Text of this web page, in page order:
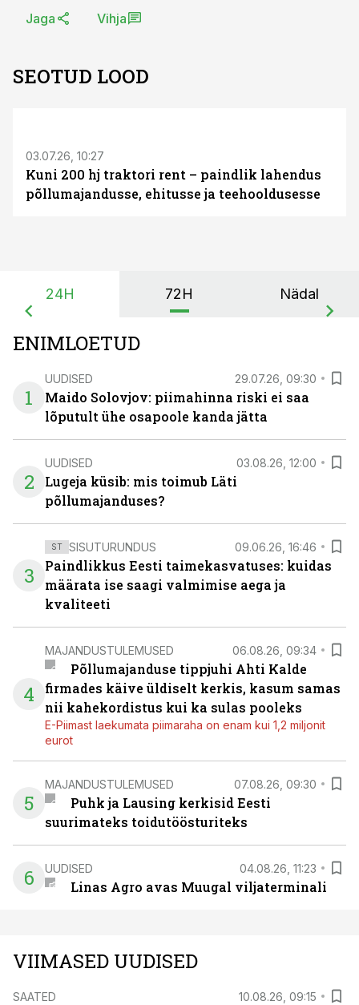
Jaga Vihja
SEOTUD LOOD
03.07.26, 10:27
Kuni 200 hj traktori rent – paindlik lahendus
põllumajandusse, ehitusse ja teehooldusesse
24H 72H Nädal
ENIMLOETUD
1
UUDISED 29.07.26, 09:30
Maido Solovjov: piimahinna riski ei saa
lõputult ühe osapoole kanda jätta
2
UUDISED 03.08.26, 12:00
Lugeja küsib: mis toimub Läti
põllumajanduses?
3
ST SISUTURUNDUS 09.06.26, 16:46
Paindlikkus Eesti taimekasvatuses: kuidas
määrata ise saagi valmimise aega ja
kvaliteeti
4
MAJANDUSTULEMUSED 06.08.26, 09:34
Põllumajanduse tippjuhi Ahti Kalde
firmades käive üldiselt kerkis, kasum samas
nii kahekordistus kui ka sulas pooleks
E-Piimast laekumata piimaraha on enam kui 1,2 miljonit
eurot
5
MAJANDUSTULEMUSED 07.08.26, 09:30
Puhk ja Lausing kerkisid Eesti
suurimateks toidutöösturiteks
6 UUDISED 04.08.26, 11:23
Linas Agro avas Muugal viljaterminali
VIIMASED UUDISED
SAATED 10.08.26, 09:15